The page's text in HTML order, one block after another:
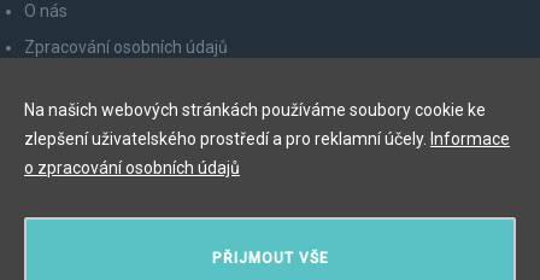
O nás
Zpracování osobních údajů
Odhlášení z newsletteru
PŘIJMOUT VŠE
Na našich webových stránkách používáme soubory cookie ke
zlepšení uživatelského prostředí a pro reklamní účely. Informace
o zpracování osobních údajů